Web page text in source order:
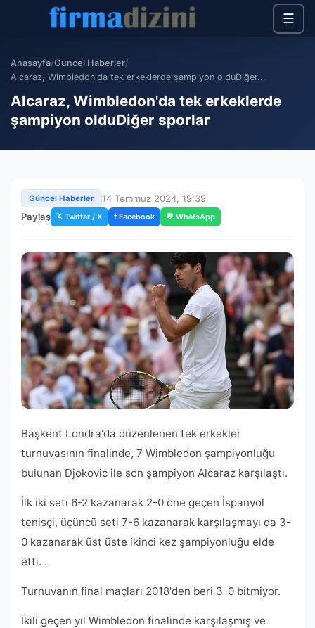
☰
Anasayfa/Güncel Haberler/
Alcaraz, Wimbledon'da tek erkeklerde şampiyon olduDiğer...
Alcaraz, Wimbledon'da tek erkeklerde
şampiyon olduDiğer sporlar
Güncel Haberler
14 Temmuz 2024, 19:39
Paylaş 𝕏 Twitter / X f Facebook 💬 WhatsApp
Başkent Londra'da düzenlenen tek erkekler
turnuvasının finalinde, 7 Wimbledon şampiyonluğu
bulunan Djokovic ile son şampiyon Alcaraz karşılaştı.
İlk iki seti 6-2 kazanarak 2-0 öne geçen İspanyol
tenisçi, üçüncü seti 7-6 kazanarak karşılaşmayı da 3-
0 kazanarak üst üste ikinci kez şampiyonluğu elde
etti. .
Turnuvanın final maçları 2018'den beri 3-0 bitmiyor.
İkili geçen yıl Wimbledon finalinde karşılaşmış ve